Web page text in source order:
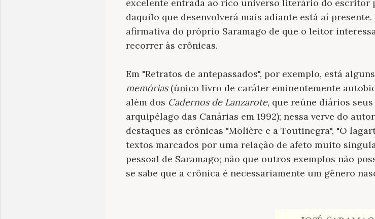
excelente entrada ao rico universo literário do escritor
daquilo que desenvolverá mais adiante está aí
afirmativa do próprio Saramago de que o leitor
recorrer às crônicas.
Em "Retratos de antepassados", por exemplo, está
memórias(único livro de caráter eminentemente
além dos Cadernos de Lanzarote, que reúne diários
arquipélago das Canárias em 1992); nessa verve do
destaques as crônicas "Molière e a Toutinegra", "O
textos marcados por uma relação de afeto muito
pessoal de Saramago; não que outros exemplos não
se sabe que a crônica é necessariamente um gênero